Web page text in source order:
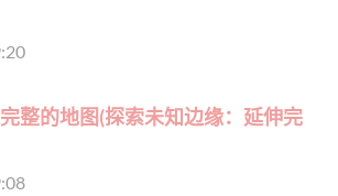
整的地图(探索未知边缘：延伸完